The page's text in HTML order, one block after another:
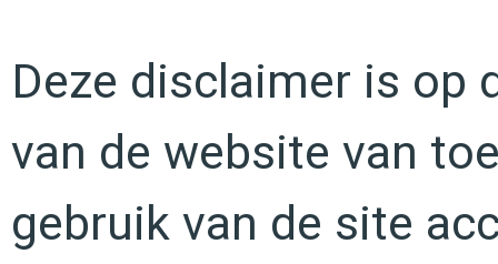
Deze disclaimer is op
van de website van
gebruik van de site